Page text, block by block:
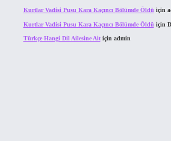
Kurtlar Vadisi Pusu Kara Kaçıncı Bölümde Öldü için
Kurtlar Vadisi Pusu Kara Kaçıncı Bölümde Öldü için
Türkçe Hangi Dil Ailesine Aitiçin admin